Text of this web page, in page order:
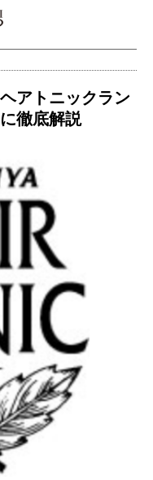
アトニックラン
徹底解説